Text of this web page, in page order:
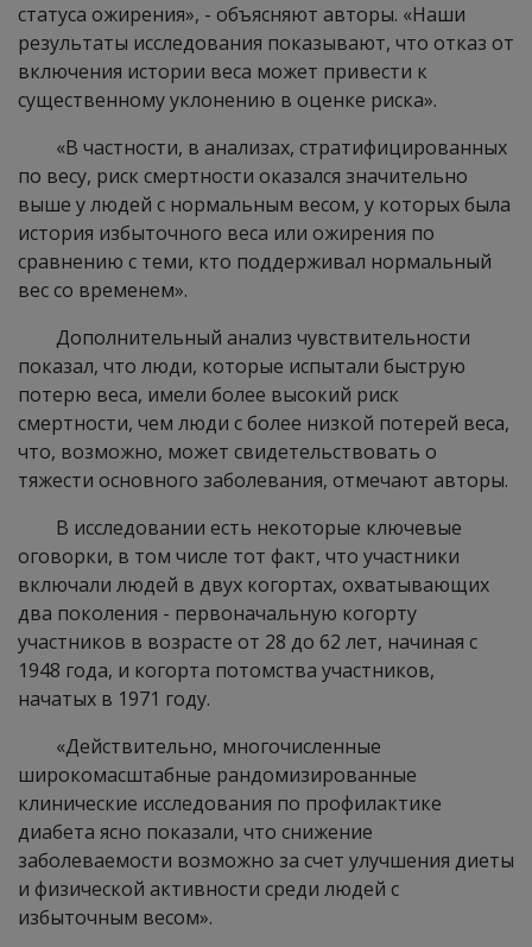
статуса ожирения», - объясняют авторы. «Наши
результаты исследования показывают, что отказ от
включения истории веса может привести к
существенному уклонению в оценке риска».
«В частности, в анализах, стратифицированных
по весу, риск смертности оказался значительно
выше у людей с нормальным весом, у которых была
история избыточного веса или ожирения по
сравнению с теми, кто поддерживал нормальный
вес со временем».
Дополнительный анализ чувствительности
показал, что люди, которые испытали быструю
потерю веса, имели более высокий риск
смертности, чем люди с более низкой потерей веса,
что, возможно, может свидетельствовать о
тяжести основного заболевания, отмечают авторы.
В исследовании есть некоторые ключевые
оговорки, в том числе тот факт, что участники
включали людей в двух когортах, охватывающих
два поколения - первоначальную когорту
участников в возрасте от 28 до 62 лет, начиная с
1948 года, и когорта потомства участников,
начатых в 1971 году.
«Действительно, многочисленные
широкомасштабные рандомизированные
клинические исследования по профилактике
диабета ясно показали, что снижение
заболеваемости возможно за счет улучшения диеты
и физической активности среди людей с
избыточным весом».